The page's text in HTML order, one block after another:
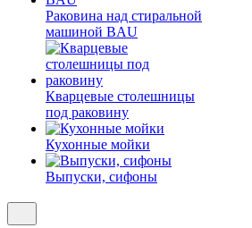
Раковина над стиральной
машиной BAU
Кварцевые столешницы
под раковину
Кухонные мойки
Выпуски, сифоны